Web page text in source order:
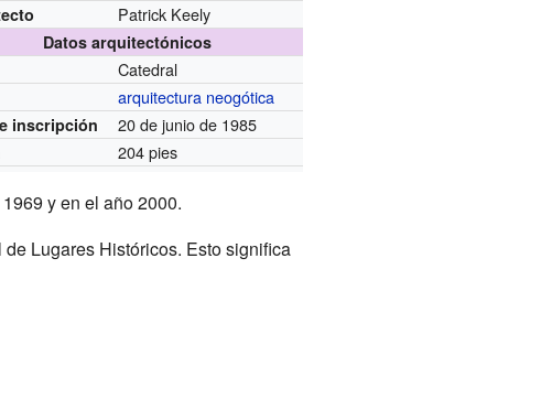
Patrick Keely
Datos arquitectónicos
Catedral
arquitectura neogótica
inscripción 20 de junio de 1985
204 pies
y en el año 2000.
Lugares Históricos. Esto significa